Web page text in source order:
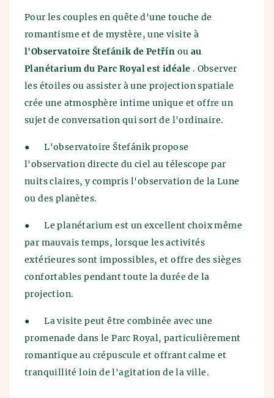
Pour les couples en quête d'une touche de
romantisme et de mystère, une visite à
l'Observatoire Štefánik de Petřín ou au
Planétarium du Parc Royal est idéale . Observer
les étoiles ou assister à une projection spatiale
crée une atmosphère intime unique et offre un
sujet de conversation qui sort de l'ordinaire.
●
L'observatoire Štefánik propose
l'observation directe du ciel au télescope par
nuits claires, y compris l'observation de la Lune
ou des planètes.
●
Le planétarium est un excellent choix même
par mauvais temps, lorsque les activités
extérieures sont impossibles, et offre des sièges
confortables pendant toute la durée de la
projection.
●
La visite peut être combinée avec une
promenade dans le Parc Royal, particulièrement
romantique au crépuscule et offrant calme et
tranquillité loin de l'agitation de la ville.